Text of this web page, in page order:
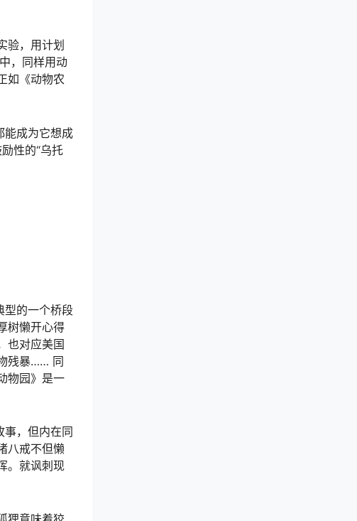
验，用计划
，同样用动
如《动物农
能成为它想成
性的“乌托
型的一个桥段
树懒开心得
也对应美国
残暴…… 同
物园》是一
事，但内在同
八戒不但懒
。就讽刺现